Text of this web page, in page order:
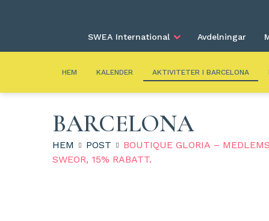
SWEA International Avdelningar
HEM KALENDER AKTIVITETER I BARCELONA
BARCELONA
HEM POST
BOUTIQUE GLORIA –
SWEOR, 15% RABATT.